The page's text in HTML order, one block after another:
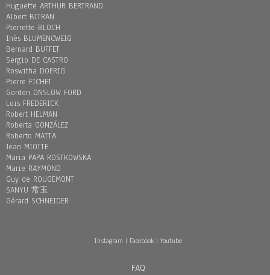
Huguette ARTHUR BERTRAND
Albert BITRAN
Pierrette BLOCH
Inès BLUMENCWEIG
Bernard BUFFET
Sergio DE CASTRO
Roswitha DOERIG
Pierre FICHET
Gordon ONSLOW FORD
Loïs FREDERICK
Robert HELMAN
Roberta GONZÁLEZ
Roberto MATTA
Jean MIOTTE
Maria PAPA ROSTKOWSKA
Marie RAYMOND
Guy de ROUGEMONT
SANYU 常玉
Gérard SCHNEIDER
Instagram | Facebook| Youtube
FAQ